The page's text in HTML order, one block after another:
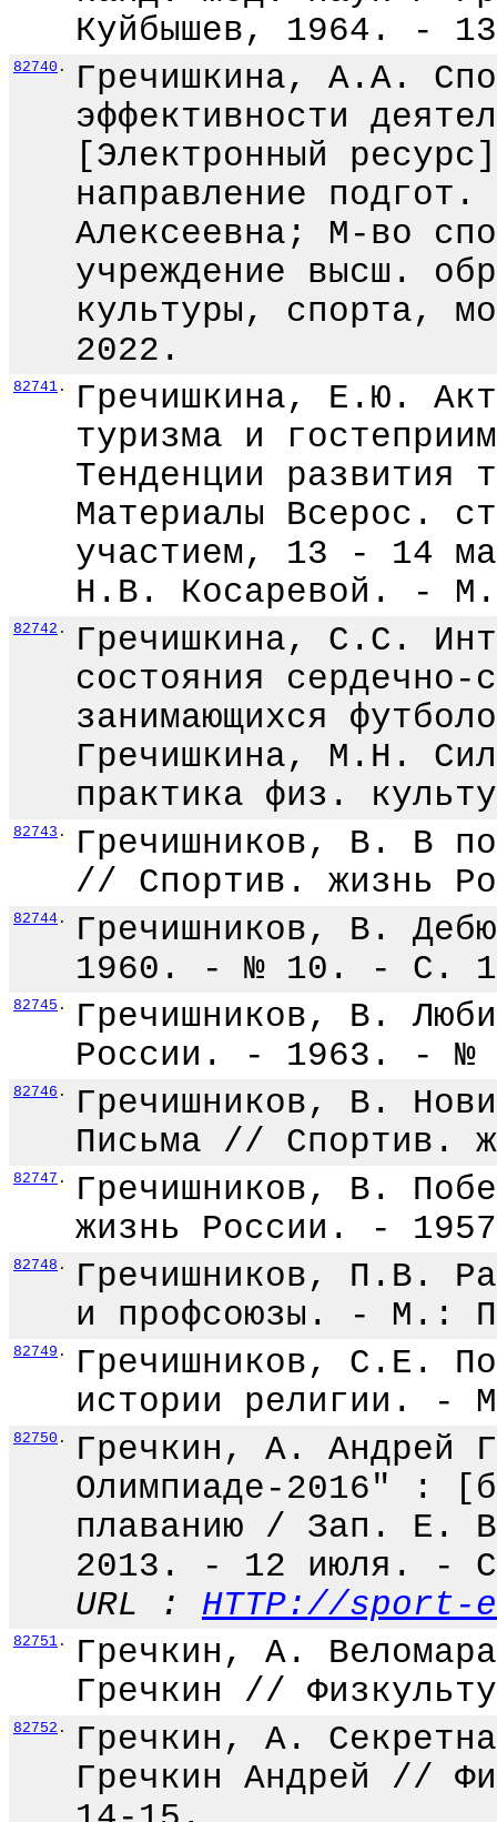
Куйбышев, 1964. -
82740 .
Гречишкина, А.А.
эффективности
[Электронный
направление
Алексеевна; М-во
учреждение высш.
культуры, спорта,
2022.
82741 .
Гречишкина, Е.Ю.
туризма и
Тенденции развития
Материалы Всерос.
участием, 13 - 14
Н.В. Косаревой. -
82742 .
Гречишкина, С.С.
состояния сердечно-
занимающихся
Гречишкина, М.Н.
практика физ.
82743 .
Гречишников, В. В
// Спортив. жизнь
82744 .
Гречишников, В.
1960. - № 10. - С.
82745 .
Гречишников, В.
России. - 1963. -
82746 .
Гречишников, В.
Письма //
82747 .
Гречишников, В.
жизнь России. -
82748 .
Гречишников, П.В.
и профсоюзы. - М.:
82749 .
Гречишников, С.Е.
истории религии.
82750 .
Гречкин, А. Андрей
Олимпиаде-2016" :
плаванию / Зап. Е.
2013. - 12 июля. -
URL : HTTP://sport-
82751 .
Гречкин, А.
Гречкин //
82752 .
Гречкин, А.
Гречкин Андрей //